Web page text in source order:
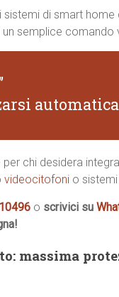
sistemi di smart home
semplice comando
chi desidera
videocitofoni o
o scrivici su
massima